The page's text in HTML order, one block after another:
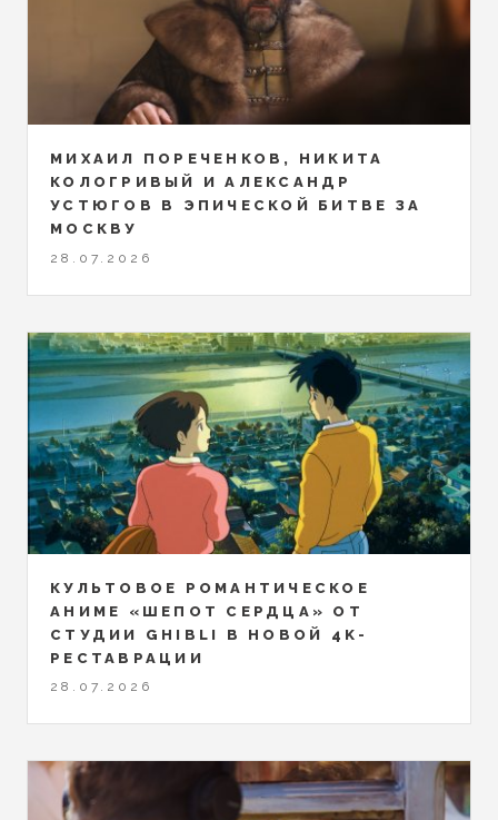
МИХАИЛ ПОРЕЧЕНКОВ, НИКИТА
КОЛОГРИВЫЙ И АЛЕКСАНДР
УСТЮГОВ В ЭПИЧЕСКОЙ БИТВЕ ЗА
МОСКВУ
28.07.2026
КУЛЬТОВОЕ РОМАНТИЧЕСКОЕ
АНИМЕ «ШЕПОТ СЕРДЦА» ОТ
СТУДИИ GHIBLI В НОВОЙ 4K-
РЕСТАВРАЦИИ
28.07.2026